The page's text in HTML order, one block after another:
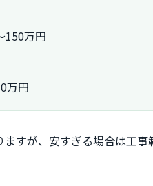
150万円
万円
すが、安すぎる場合は工